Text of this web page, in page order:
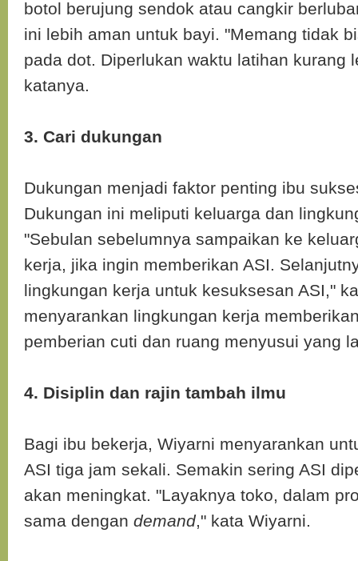
botol berujung sendok atau cangkir
ini lebih aman untuk bayi. "Memang tidak
pada dot. Diperlukan waktu latihan kurang
katanya.
3. Cari dukungan
Dukungan menjadi faktor penting ibu
Dukungan ini meliputi keluarga dan
"Sebulan sebelumnya sampaikan ke
kerja, jika ingin memberikan ASI.
lingkungan kerja untuk kesuksesan ASI,"
menyarankan lingkungan kerja
pemberian cuti dan ruang menyusui yang
4. Disiplin dan rajin tambah ilmu
Bagi ibu bekerja, Wiyarni menyarankan
ASI tiga jam sekali. Semakin sering ASI
akan meningkat. "Layaknya toko, dalam
sama dengan demand," kata Wiyarni.